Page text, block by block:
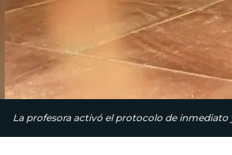
La profesora activó el protocolo de